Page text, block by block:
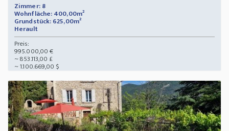
Zimmer: 8
Wohnfläche: 400,00m²
Grundstück: 625,00m²
Herault
Preis:
995.000,00 €
~ 853.113,00 £
~ 1.100.669,00 $